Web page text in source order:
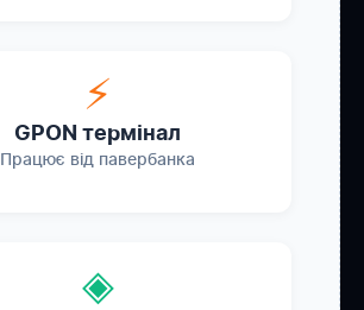
⚡
GPON термінал
Працює від павербанка
◈